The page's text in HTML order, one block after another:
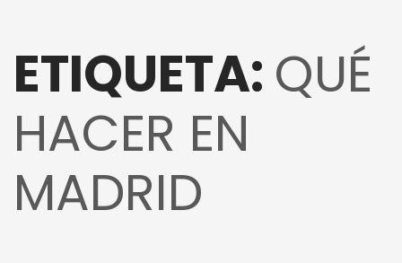
ETIQUETA: QUÉ
HACER EN
MADRID